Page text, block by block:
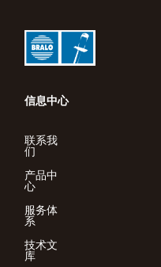
信息中心
联系我
们
产品中
心
服务体
系
技术文
库